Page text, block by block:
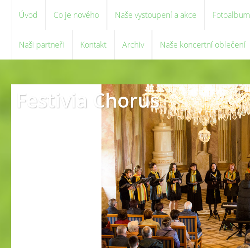
Úvod Co je nového Naše vystoupení a akce Fotoalbum
Naši partneři Kontakt Archiv Naše koncertní oblečení
Festivia Chorus